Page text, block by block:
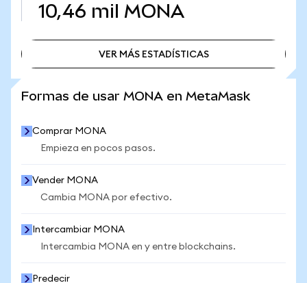
10,46 mil MONA
VER MÁS ESTADÍSTICAS
Formas de usar MONA en MetaMask
Comprar MONA
Empieza en pocos pasos.
Vender MONA
Cambia MONA por efectivo.
Intercambiar MONA
Intercambia MONA en y entre blockchains.
Predecir